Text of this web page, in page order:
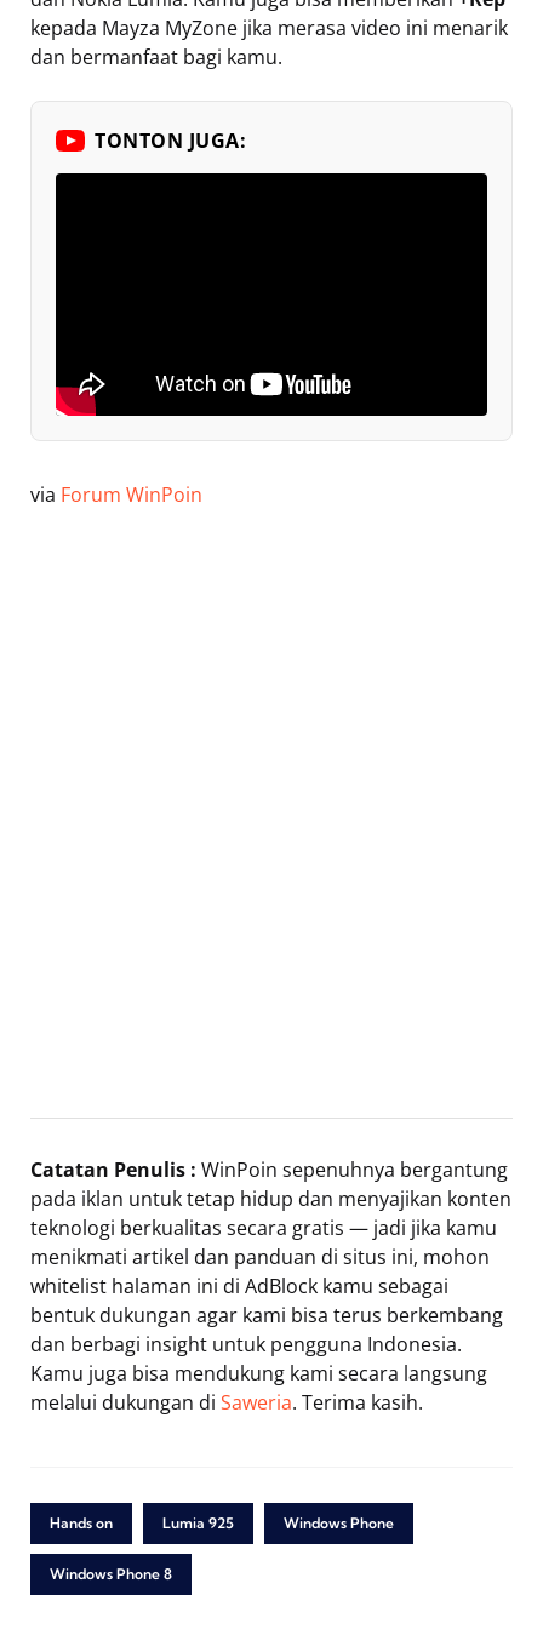
kepada Mayza MyZone jika merasa video ini menarik
dan bermanfaat bagi kamu.
TONTON JUGA:
via Forum WinPoin
Catatan Penulis : WinPoin sepenuhnya bergantung
pada iklan untuk tetap hidup dan menyajikan konten
teknologi berkualitas secara gratis — jadi jika kamu
menikmati artikel dan panduan di situs ini, mohon
whitelist halaman ini di AdBlock kamu sebagai
bentuk dukungan agar kami bisa terus berkembang
dan berbagi insight untuk pengguna Indonesia.
Kamu juga bisa mendukung kami secara langsung
melalui dukungan di Saweria. Terima kasih.
Hands on Lumia 925 Windows Phone
Windows Phone 8